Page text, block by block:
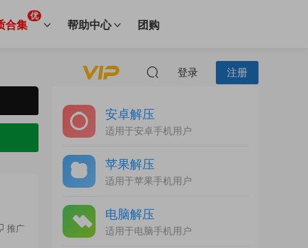
合集
优
帮助中心 团购
登录 注册
推广
安卓解压
适用于安卓手机用户
苹果解压
适用于苹果手机用户
电脑解压
适用于电脑手机用户